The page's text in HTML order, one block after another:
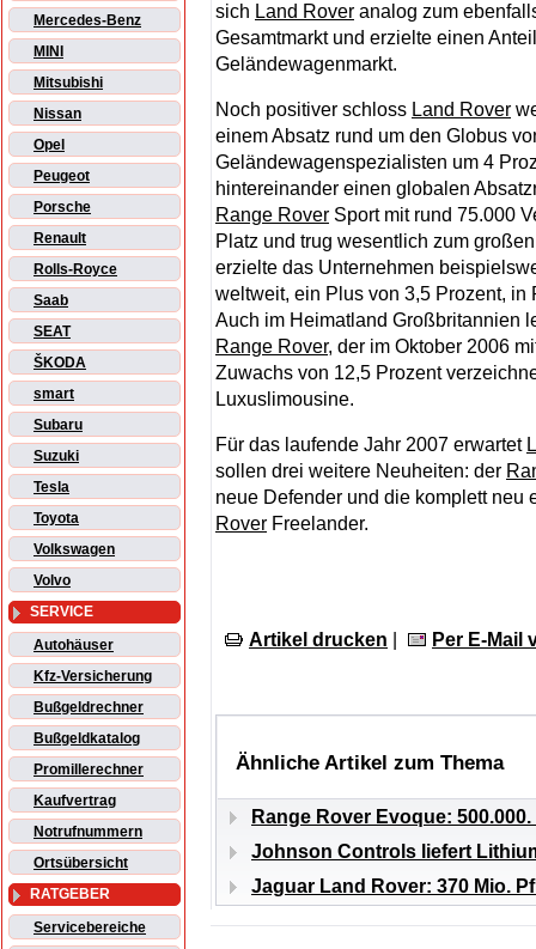
Mercedes-Benz
MINI
Mitsubishi
Nissan
Opel
Peugeot
Porsche
Renault
Rolls-Royce
Saab
SEAT
ŠKODA
smart
Subaru
Suzuki
Tesla
Toyota
Volkswagen
Volvo
SERVICE
Autohäuser
Kfz-Versicherung
Bußgeldrechner
Bußgeldkatalog
Promillerechner
Kaufvertrag
Notrufnummern
Ortsübersicht
RATGEBER
Servicebereiche
sich Land Rover analog zum
Gesamtmarkt und erzielte einen
Geländewagenmarkt.
Noch positiver schloss Land Rover
einem Absatz rund um den Globus
Geländewagenspezialisten um 4
hintereinander einen globalen
Range Rover Sport mit rund 75.000
Platz und trug wesentlich zum
erzielte das Unternehmen
weltweit, ein Plus von 3,5 Prozent, in
Auch im Heimatland Großbritannien
Range Rover, der im Oktober 2006
Zuwachs von 12,5 Prozent
Luxuslimousine.
Für das laufende Jahr 2007 erwartet
sollen drei weitere Neuheiten: der
neue Defender und die komplett
Rover Freelander.
Artikel drucken Per E-Mail
Ähnliche Artikel zum Thema
Range Rover Evoque:
Johnson Controls liefert
Jaguar Land Rover: 370 Mio.